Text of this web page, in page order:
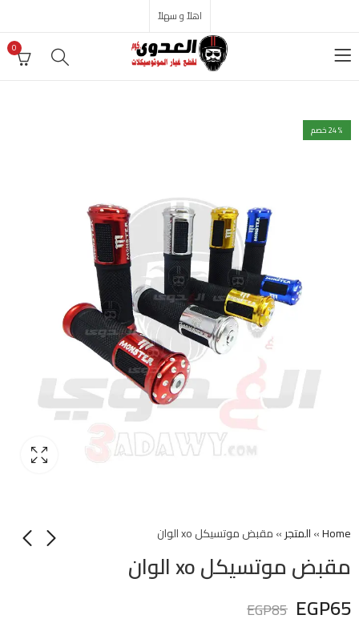
اهلاً و سهلاً
0
24% خصم
Home
»المتجر»مقبض موتسيكل xo الوان
مقبض موتسيكل xo الوان
EGP65
EGP85